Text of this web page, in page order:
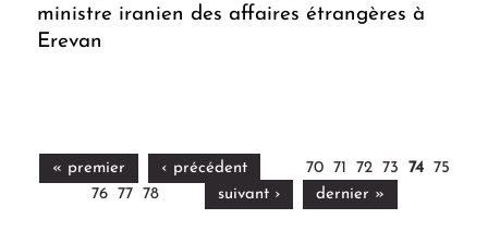
ministre iranien des affaires étrangères à
Erevan
« premier ‹ précédent 70 71 72 73 74
75
76
77 78 suivant › dernier »